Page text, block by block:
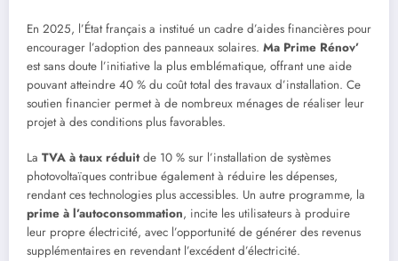
En 2025, l’État français a institué un cadre d’aides financières pour
encourager l’adoption des panneaux solaires. Ma Prime Rénov’
est sans doute l’initiative la plus emblématique, offrant une aide
pouvant atteindre 40 % du coût total des travaux d’installation. Ce
soutien financier permet à de nombreux ménages de réaliser leur
projet à des conditions plus favorables.
La TVA à taux réduitde 10 % sur l’installation de systèmes
photovoltaïques contribue également à réduire les dépenses,
rendant ces technologies plus accessibles. Un autre programme, la
prime à l’autoconsommation, incite les utilisateurs à produire
leur propre électricité, avec l’opportunité de générer des revenus
supplémentaires en revendant l’excédent d’électricité.